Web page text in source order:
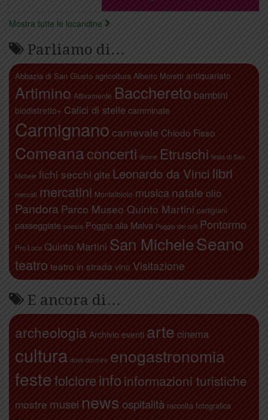
Mostra tutte le locandine
Parliamo di…
Abbazia di San Giusto agricoltura Alberto Moretti antiquariato
Artimino Attivamente Bacchereto bambini
biodistretto+ Calici di stelle camminate
Carmignano carnevale Chiodo Fisso
Comeanaconcerti donne Etruschi festa di San
Michele fichi secchi gite Leonardo da Vinci libri
mercati mercatini Montalbiolo musica natale olio
Pandora Parco Museo Quinto Martini partigiani
passeggiate poesia Poggio alla Malva Poggio dei colli Pontormo
Pro Loco Quinto Martini San MicheleSeano
teatro teatro in strada vino Visitazione
E ancora di…
archeologia Archivio eventi arte cinema
cultura dove dormire enogastronomia
festefolcloreinfo informazioni turistiche
mostre musei news ospitalità raccolta fotografica